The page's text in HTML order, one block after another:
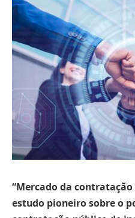
“Mercado da
estudo pioneiro sobre o